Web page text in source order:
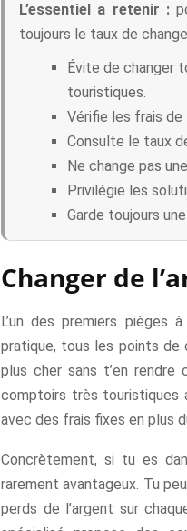
L’essentiel a retenir :
toujours le taux de
Évite de changer
touristiques.
Vérifie les frais de
Consulte le taux
Ne change pas
Privilégie les
Garde toujours
Changer de
L’un des premiers pièges
pratique, tous les points de
plus cher sans t’en
comptoirs très touristiques
avec des frais fixes en plus
Concrètement, si tu es
rarement avantageux. Tu
perds de l’argent sur